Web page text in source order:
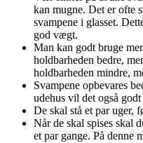
kan mugne. Det er ofte
svampene i glasset.
god vægt.
Man kan godt bruge
holdbarheden bedre,
holdbarheden mindre,
Svampene opbevares
udehus vil det også
De skal stå et par uger,
Når de skal spises skal
et par gange. På denne